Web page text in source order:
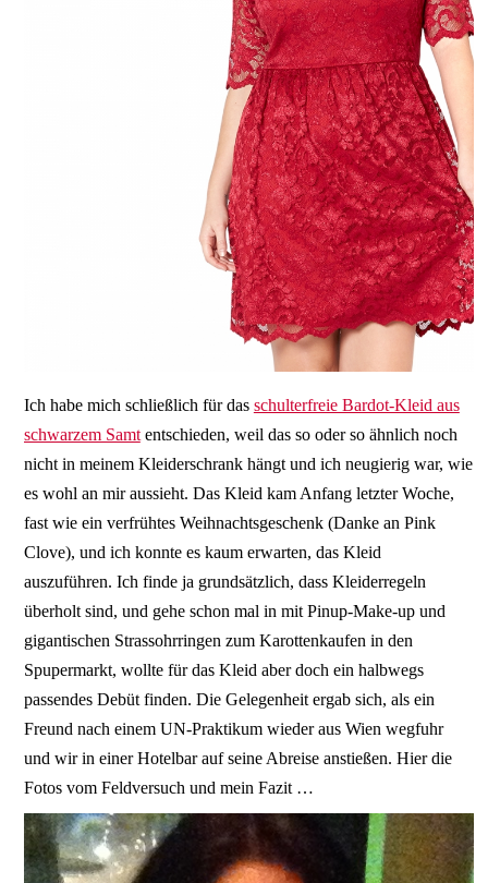
Ich habe mich schließlich für das schulterfreie Bardot-Kleid aus
schwarzem Samtentschieden, weil das so oder so ähnlich noch
nicht in meinem Kleiderschrank hängt und ich neugierig war, wie
es wohl an mir aussieht. Das Kleid kam Anfang letzter Woche,
fast wie ein verfrühtes Weihnachtsgeschenk (Danke an Pink
Clove), und ich konnte es kaum erwarten, das Kleid
auszuführen. Ich finde ja grundsätzlich, dass Kleiderregeln
überholt sind, und gehe schon mal in mit Pinup-Make-up und
gigantischen Strassohrringen zum Karottenkaufen in den
Spupermarkt, wollte für das Kleid aber doch ein halbwegs
passendes Debüt finden. Die Gelegenheit ergab sich, als ein
Freund nach einem UN-Praktikum wieder aus Wien wegfuhr
und wir in einer Hotelbar auf seine Abreise anstießen. Hier die
Fotos vom Feldversuch und mein Fazit …